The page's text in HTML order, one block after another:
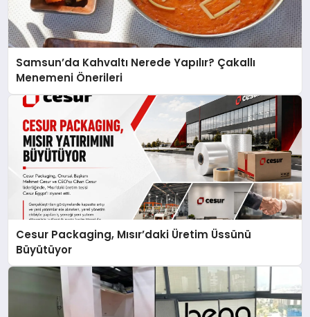
Samsun’da Kahvaltı Nerede Yapılır? Çakallı
Menemeni Önerileri
Cesur Packaging, Mısır’daki Üretim Üssünü
Büyütüyor